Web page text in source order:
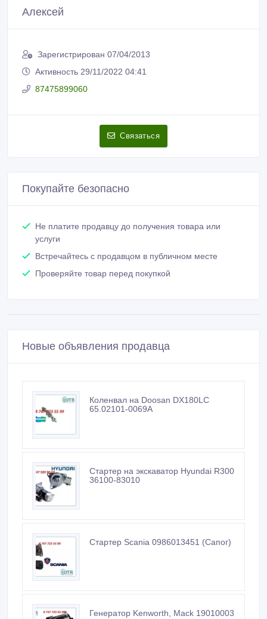
Алексей
Зарегистрирован 07/04/2013
Активность 29/11/2022 04:41
87475899060
Связаться
Покупайте безопасно
Не платите продавцу до получения товара или
услуги
Встречайтесь с продавцом в публичном месте
Проверяйте товар перед покупкой
Новые объявления продавца
Коленвал на Doosan DX180LC
65.02101-0069A
Стартер на экскаватор Hyundai R300
36100-83010
Стартер Scania 0986013451 (Сапог)
Генератор Kenworth, Mack 19010003